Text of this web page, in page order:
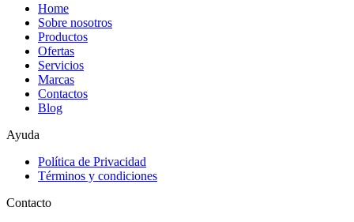
Home
Sobre nosotros
Productos
Ofertas
Servicios
Marcas
Contactos
Blog
Ayuda
Política de Privacidad
Términos y condiciones
Contacto